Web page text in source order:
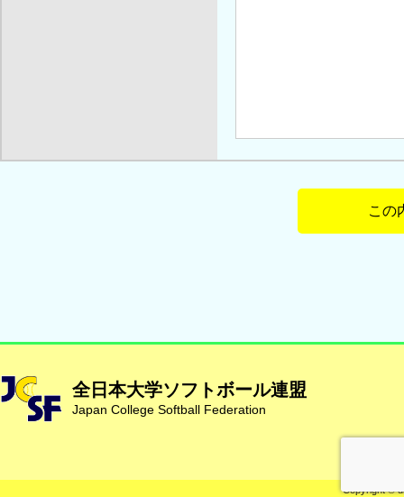
全日本大学ソフトボール連盟
Japan College Softball Federation
Copyright ©